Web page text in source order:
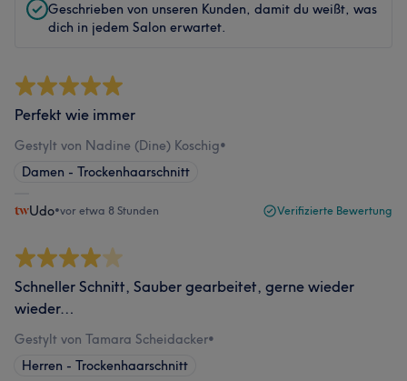
Geschrieben von unseren Kunden, damit du weißt, was
dich in jedem Salon erwartet.
Perfekt wie immer
Gestylt von Nadine (Dine) Koschig•
Damen - Trockenhaarschnitt
Udo•vor etwa 8 Stunden Verifizierte Bewertung
Schneller Schnitt, Sauber gearbeitet, gerne wieder
wieder…
Gestylt von Tamara Scheidacker•
Herren - Trockenhaarschnitt